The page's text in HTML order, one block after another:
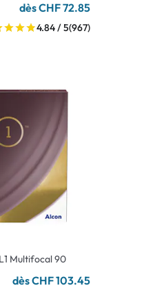
dès CHF 72.85
4.84 / 5(967)
Multifocal 90
dès CHF 103.45